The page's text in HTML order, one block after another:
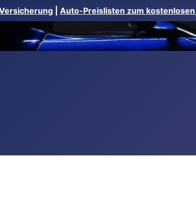
Auto-Preislisten zum